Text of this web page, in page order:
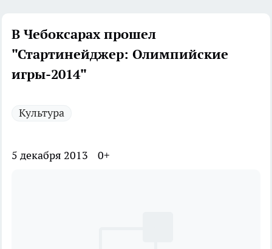
В Чебоксарах прошел
"Стартинейджер: Олимпийские
игры-2014"
Культура
5 декабря 2013 0+